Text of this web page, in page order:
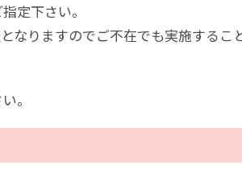
定下さい。
なりますのでご不在でも実施するこ
。